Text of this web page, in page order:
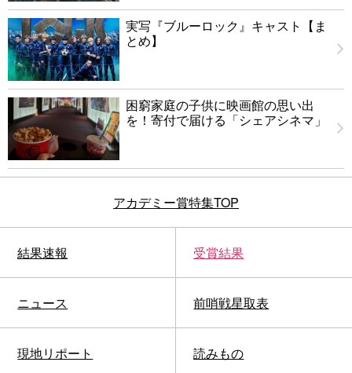
実写『ブルーロック』キャスト【ま
とめ】
困窮家庭の子供に映画館の思い出
を！寄付で届ける「シェアシネマ」
アカデミー賞特集TOP
結果速報 受賞結果
ニュース 前哨戦星取表
現地リポート 読みもの